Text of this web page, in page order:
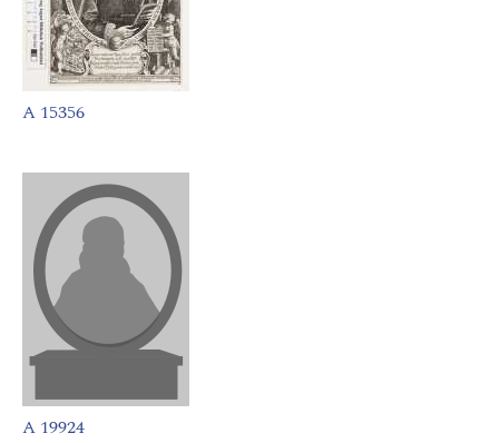
A 15356
A 19924